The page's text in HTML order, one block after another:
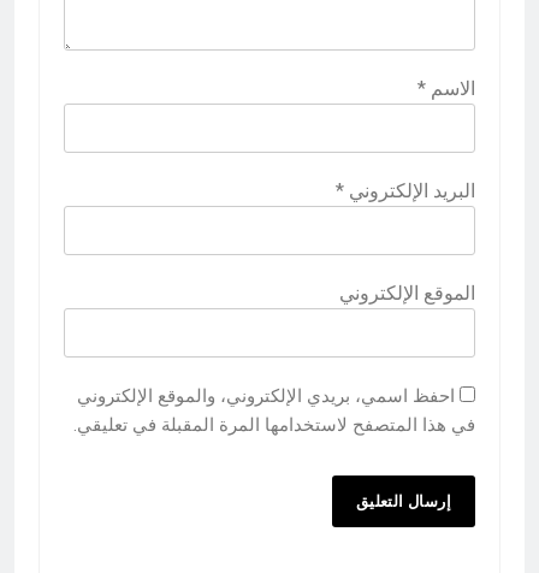
الاسم *
البريد الإلكتروني *
الموقع الإلكتروني
احفظ اسمي، بريدي الإلكتروني، والموقع الإلكتروني
في هذا المتصفح لاستخدامها المرة المقبلة في تعليقي.